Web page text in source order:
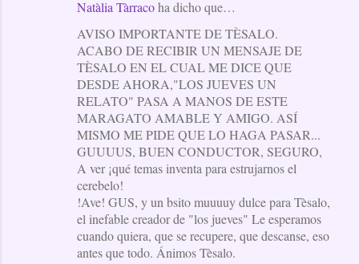
Natàlia Tàrracoha dicho que…
AVISO IMPORTANTE DE TÈSALO.
ACABO DE RECIBIR UN MENSAJE DE
TÈSALO EN EL CUAL ME DICE QUE
DESDE AHORA,"LOS JUEVES UN
RELATO" PASA A MANOS DE ESTE
MARAGATO AMABLE Y AMIGO. ASÍ
MISMO ME PIDE QUE LO HAGA PASAR...
GUUUUS, BUEN CONDUCTOR, SEGURO,
A ver ¡qué temas inventa para estrujarnos el
cerebelo!
!Ave! GUS, y un bsito muuuuy dulce para Tèsalo,
el inefable creador de "los jueves" Le esperamos
cuando quiera, que se recupere, que descanse, eso
antes que todo. Ánimos Tèsalo.